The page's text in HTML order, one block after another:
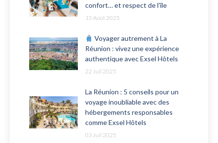
confort… et respect de l’île
13 Août 2025
Voyager autrement à La
Réunion : vivez une expérience
authentique avec Exsel Hôtels
22 Juil 2025
La Réunion : 5 conseils pour un
voyage inoubliable avec des
hébergements responsables
comme Exsel Hôtels
03 Juil 2025